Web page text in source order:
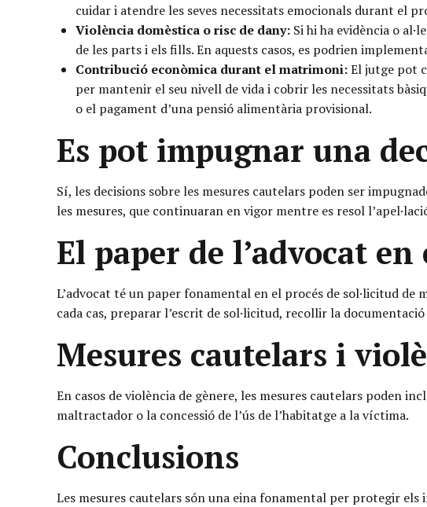
cuidar i atendre les seves necessitats emocionals durant el
Violència domèstica o risc de dany: Si hi ha evidència o
de les parts i els fills. En aquests casos, es podrien
Contribució econòmica durant el matrimoni:El jutge pot
per mantenir el seu nivell de vida i cobrir les necessitats
o el pagament d’una pensió alimentària provisional.
Es pot impugnar una
Sí, les decisions sobre les mesures cautelars poden ser
les mesures, que continuaran en vigor mentre es resol
El paper de l’advocat
L’advocat té un paper fonamental en el procés de sol·licitud de
cada cas, preparar l’escrit de sol·licitud, recollir la
Mesures cautelars i
En casos de violència de gènere, les mesures cautelars poden
maltractador o la concessió de l’ús de l’habitatge a la víctima.
Conclusions
Les mesures cautelars són una eina fonamental per protegir